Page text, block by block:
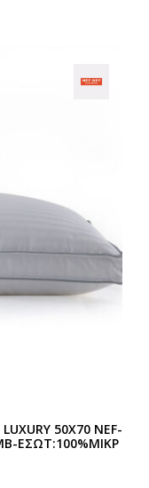
50X70 NEF-
ΕΣΩΤ:100%ΜΙΚΡ